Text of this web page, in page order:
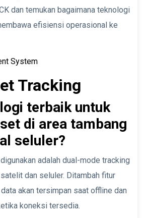
dan temukan bagaimana teknologi
efisiensi operasional ke
Tracking
terbaik untuk
di area tambang
seluler?
adalah dual-mode tracking
dan seluler. Ditambah fitur
data akan tersimpan saat offline dan
koneksi tersedia.